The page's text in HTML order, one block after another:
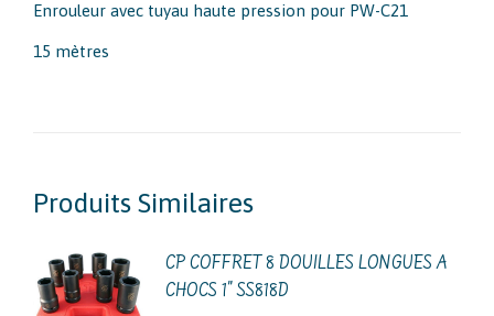
Enrouleur avec tuyau haute pression pour PW-C21
15 mètres
Produits Similaires
CP COFFRET 8 DOUILLES LONGUES A
CHOCS 1" SS818D